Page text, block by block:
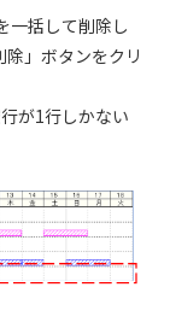
一括して削除し
」ボタンをクリ
が1行しかない